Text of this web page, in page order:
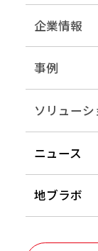
企業情報
事例
ソリューシ
ニュース
地ブラボ